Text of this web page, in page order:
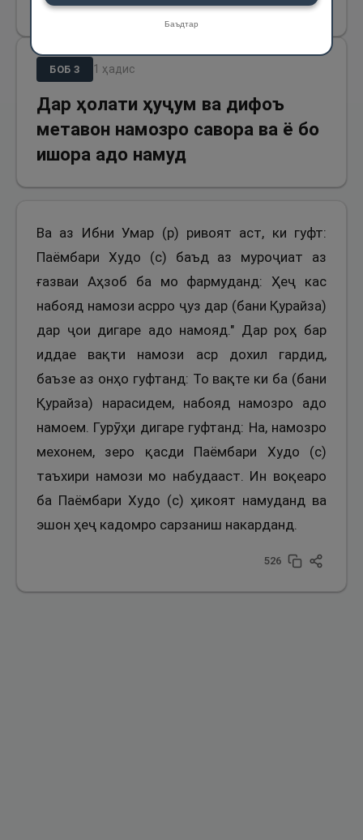
525
БОБ 3 1 ҳадис
Дар ҳолати ҳуҷум ва дифоъ
метавон намозро савора ва ё бо
ишора адо намуд
Ва аз Ибни Умар (р) ривоят аст, ки гуфт:
Паёмбари Худо (с) баъд аз муроҷиат аз
ғазваи Аҳзоб ба мо фармуданд: Ҳеҷ кас
набояд намози асрро ҷуз дар (бани Қурайза)
дар ҷои дигаре адо намояд." Дар роҳ бар
иддае вақти намози аср дохил гардид,
баъзе аз онҳо гуфтанд: То вақте ки ба (бани
Қурайза) нарасидем, набояд намозро адо
намоем. Гурӯҳи дигаре гуфтанд: На, намозро
мехонем, зеро қасди Паёмбари Худо (с)
таъхири намози мо набудааст. Ин воқеаро
ба Паёмбари Худо (с) ҳикоят намуданд ва
эшон ҳеҷ кадомро сарзаниш накарданд.
526
Баъдтар